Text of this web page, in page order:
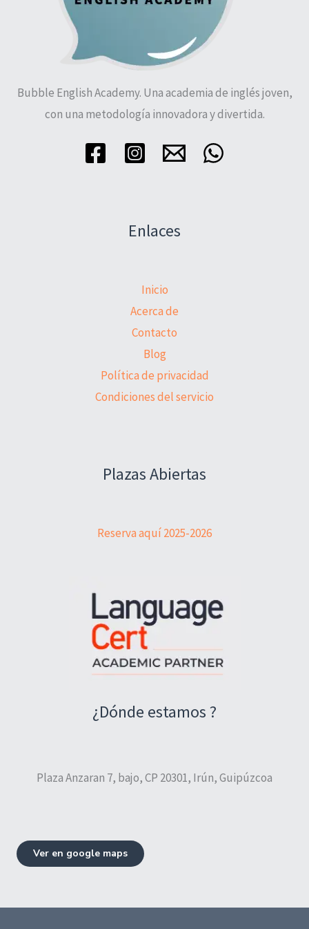
Bubble English Academy. Una academia de inglés joven,
con una metodología innovadora y divertida.
Enlaces
Inicio
Acerca de
Contacto
Blog
Política de privacidad
Condiciones del servicio
Plazas Abiertas
Reserva aquí 2025-2026
¿Dónde estamos ?
Plaza Anzaran 7, bajo, CP 20301, Irún, Guipúzcoa
Ver en google maps